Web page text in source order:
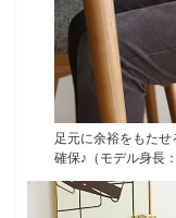
足元に余裕をもた
確保♪（モデル身長